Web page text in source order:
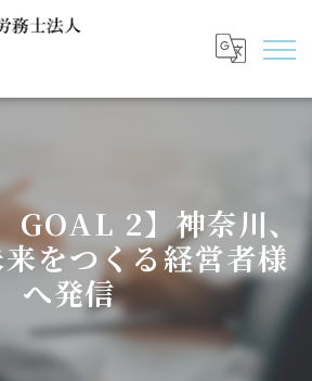
2】神奈川、
をつくる経営者様
へ発信